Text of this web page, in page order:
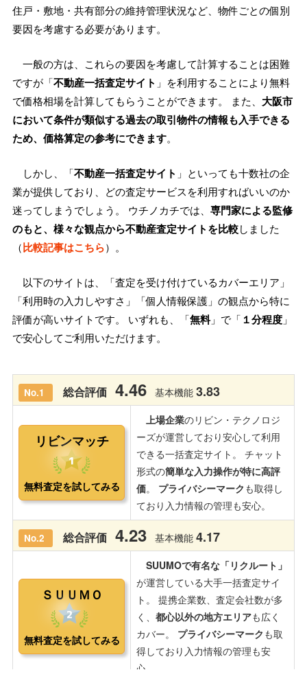
住戸・敷地・共有部分の維持管理状況など、物件ごとの個別
要因を考慮する必要があります。
一般の方は、これらの要因を考慮して計算することは困難
ですが「不動産一括査定サイト 」を利用することにより無料
で価格相場を計算してもらうことができます。 また、 大阪市
において条件が類似する過去の取引物件の情報も入手できる
ため、価格算定の参考にできます。
しかし、「不動産一括査定サイト 」といっても十数社の企
業が提供しており、どの査定サービスを利用すればいいのか
迷ってしまうでしょう。 ウチノカチでは、 専門家による監修
のもと、様々な観点から不動産査定サイトを比較しました
（比較記事はこちら）。
以下のサイトは、「査定を受け付けているカバーエリア」
「利用時の入力しやすさ」「個人情報保護」の観点から特に
評価が高いサイトです。 いずれも、「無料」で「 １分程度 」
で安心してご利用いただけます。